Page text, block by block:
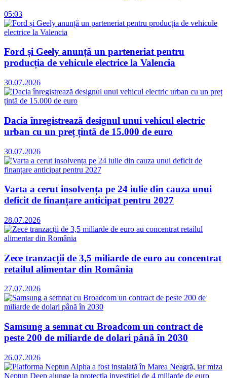
05:03
Ford și Geely anunță un parteneriat pentru
producția de vehicule electrice la Valencia
30.07.2026
Dacia înregistrează designul unui vehicul electric
urban cu un preț țintă de 15.000 de euro
30.07.2026
Varta a cerut insolvența pe 24 iulie din cauza unui
deficit de finanțare anticipat pentru 2027
28.07.2026
Zece tranzacții de 3,5 miliarde de euro au concentrat
retailul alimentar din România
27.07.2026
Samsung a semnat cu Broadcom un contract de
peste 200 de miliarde de dolari până în 2030
26.07.2026